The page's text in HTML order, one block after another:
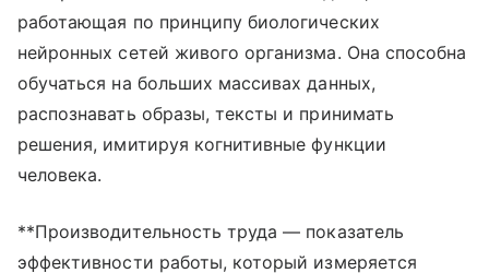
работающая по принципу биологических
нейронных сетей живого организма. Она способна
обучаться на больших массивах данных,
распознавать образы, тексты и принимать
решения, имитируя когнитивные функции
человека.
**Производительность труда — показатель
эффективности работы, который измеряется